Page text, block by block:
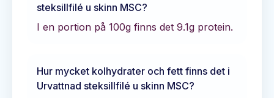
steksillfilé u skinn MSC?
I en portion på 100g finns det 9.1g protein.
Hur mycket kolhydrater och fett finns det i
Urvattnad steksillfilé u skinn MSC?